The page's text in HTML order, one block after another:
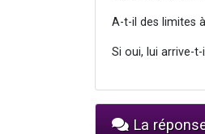
A-t-il des limites
Si oui, lui arrive-
La